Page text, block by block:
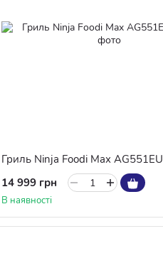
Гриль Ninja Foodi Max AG551EU
14 999 грн
В наявності